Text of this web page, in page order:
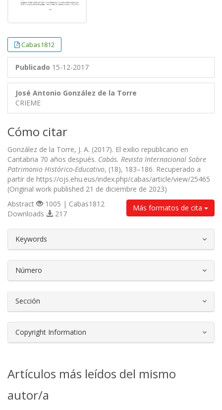
Cabas1812
Publicado 15-12-2017
José Antonio González de la Torre
CRIEME
Cómo citar
González de la Torre, J. A. (2017). El exilio republicano en
Cantabria 70 años después. Cabás. Revista Internacional Sobre
Patrimonio Histórico-Educativo, (18), 183–186. Recuperado a
partir de https://ojs.ehu.eus/index.php/cabas/article/view/25465
(Original work published 21 de diciembre de 2023)
Más formatos de cita
Abstract
1005 | Cabas1812
Downloads
217
Keywords
Número
Sección
Copyright Information
Artículos más leídos del mismo
autor/a